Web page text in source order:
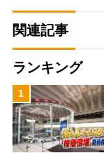
関連記事
ランキング
1